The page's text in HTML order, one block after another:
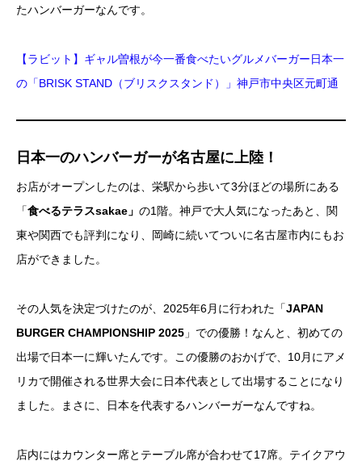
たハンバーガーなんです。
【ラビット】ギャル曽根が今一番食べたいグルメバーガー日本一
の「BRISK STAND（ブリスクスタンド）」神戸市中央区元町通
日本一のハンバーガーが名古屋に上陸！
お店がオープンしたのは、栄駅から歩いて3分ほどの場所にある
「食べるテラスsakae」 の1階。神戸で大人気になったあと、関
東や関西でも評判になり、岡崎に続いてついに名古屋市内にもお
店ができました。
その人気を決定づけたのが、2025年6月に行われた「JAPAN
BURGER CHAMPIONSHIP 2025 」での優勝！なんと、初めての
出場で日本一に輝いたんです。この優勝のおかげで、10月にアメ
リカで開催される世界大会に日本代表として出場することになり
ました。まさに、日本を代表するハンバーガーなんですね。
店内にはカウンター席とテーブル席が合わせて17席。テイクアウ